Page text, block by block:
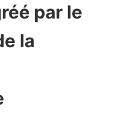
par le
la